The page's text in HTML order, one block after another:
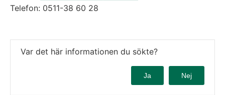
Telefon: 0511-38 60 28
Var det här informationen du sökte?
Ja Nej